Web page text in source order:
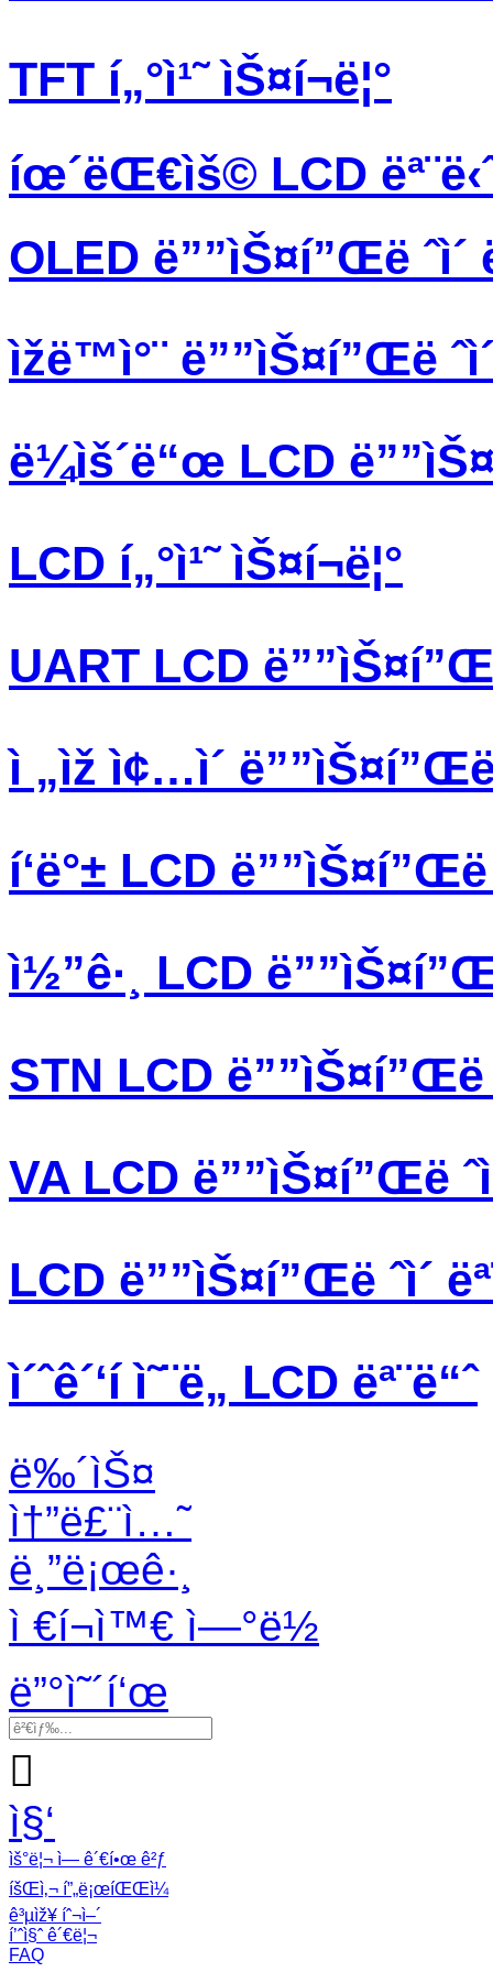
TFT í„°ì¹˜ ìŠ¤í¬ë¦°
íœ´ëŒ€ìš© LCD
OLED ë””ìŠ¤í”Œë ˆì´
ìžë™ì°¨ ë””ìŠ¤í”Œë
ë¼ìš´ë“œ LCD
LCD í„°ì¹˜ ìŠ¤í¬ë¦°
UART LCD ë””ìŠ¤í”Œë
ì „ìž ì¢…ì´ ë””ìŠ¤í”Œë
í‘ë°± LCD ë””ìŠ¤í”Œë
ì½”ê·¸ LCD
STN LCD ë””ìŠ¤í”Œë
VA LCD ë””ìŠ¤í”Œë
LCD ë””ìŠ¤í”Œë ˆì´
ì´ˆê´‘í­ ì˜¨ë„ LCD ëª¨ë“ˆ
ë‰´ìŠ¤
ì†”ë£¨ì…˜
ë¸”ë¡œê·¸
ì €í¬ì™€ ì—°ë½
ë”°ì˜´í‘œ

ì§‘
ìš°ë¦¬ ì— ê´€í•œ ê²ƒ
íšŒì‚¬ í”„ë¡œíŒŒì¼
ê³µìž¥ íˆ¬ì–´
í’ˆì§ˆ ê´€ë¦¬
FAQ